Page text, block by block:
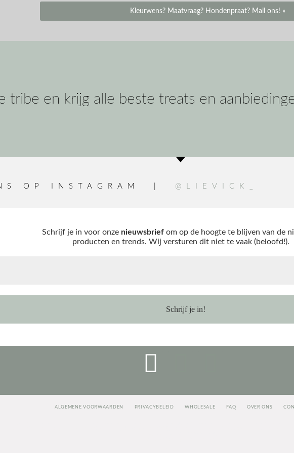
Kleurwens? Maatvraag? Hondenpraat? Mail ons! »
tribe en krijg alle beste treats en
OP INSTAGRAM | @LIEVICK_
Schrijf je in voor onze nieuwsbriefom op de hoogte te blijven van de
producten en trends. Wij versturen dit niet te vaak (beloofd!).
ALGEMENE VOORWAARDEN PRIVACYBELEID WHOLESALE FAQ OVER ONS